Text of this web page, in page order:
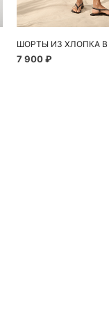
ШОРТЫ ИЗ ХЛОПКА В
7 900 ₽